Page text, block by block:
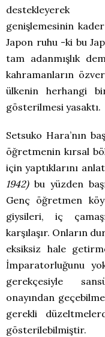
destekleyerek
genişlemesinin
Japon ruhu -ki bu
tam adanmışlık
kahramanların
ülkenin herhangi
gösterilmesi yasaktı.
Setsuko Hara’nın
öğretmenin kırsal
için yaptıklarını
1942)bu yüzden
Genç öğretmen
giysileri, iç
karşılaşır. Onların
eksiksiz hale
İmparatorluğunu
gerekçesiyle
onayından
gerekli
gösterilebilmiştir.